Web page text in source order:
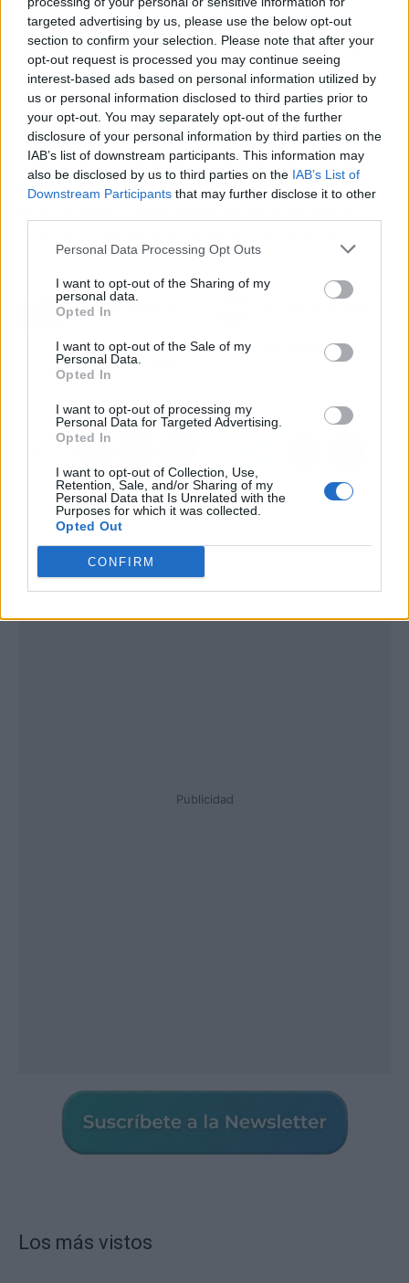
targeted advertising by us, please use the below opt-out
section to confirm your selection. Please note that after your
opt-out request is processed you may continue seeing
interest-based ads based on personal information utilized by
us or personal information disclosed to third parties prior to
your opt-out. You may separately opt-out of the further
disclosure of your personal information by third parties on the
IAB’s list of downstream participants. This information may
also be disclosed by us to third parties on the IAB’s List of
Downstream Participants that may further disclose it to other
Personal Data Processing Opt Outs
I want to opt-out of the Sharing of my
personal data.
Opted In
I want to opt-out of the Sale of my
Personal Data.
Opted In
I want to opt-out of processing my
Personal Data for Targeted Advertising.
Opted In
I want to opt-out of Collection, Use,
Retention, Sale, and/or Sharing of my
Personal Data that Is Unrelated with the
Purposes for which it was collected.
Opted Out
CONFIRM
versatilidad en el diseño y creación de
lámparas, ofreciendo un producto único y de
gran durabilidad.
Con más de 12 colecciones exclusivas de alta
gama, esta empresa se ha convertido en el gran
aliado para grandes diseñadores de interiores y
restauradores, que buscan crear espacios
Artículo anterior
Mejorar la resistencia y
del cardio hiit en Málaga
del gimnasio Brooklyn
Artículo siguiente
las búsquedas
Publicidad
Los más vistos